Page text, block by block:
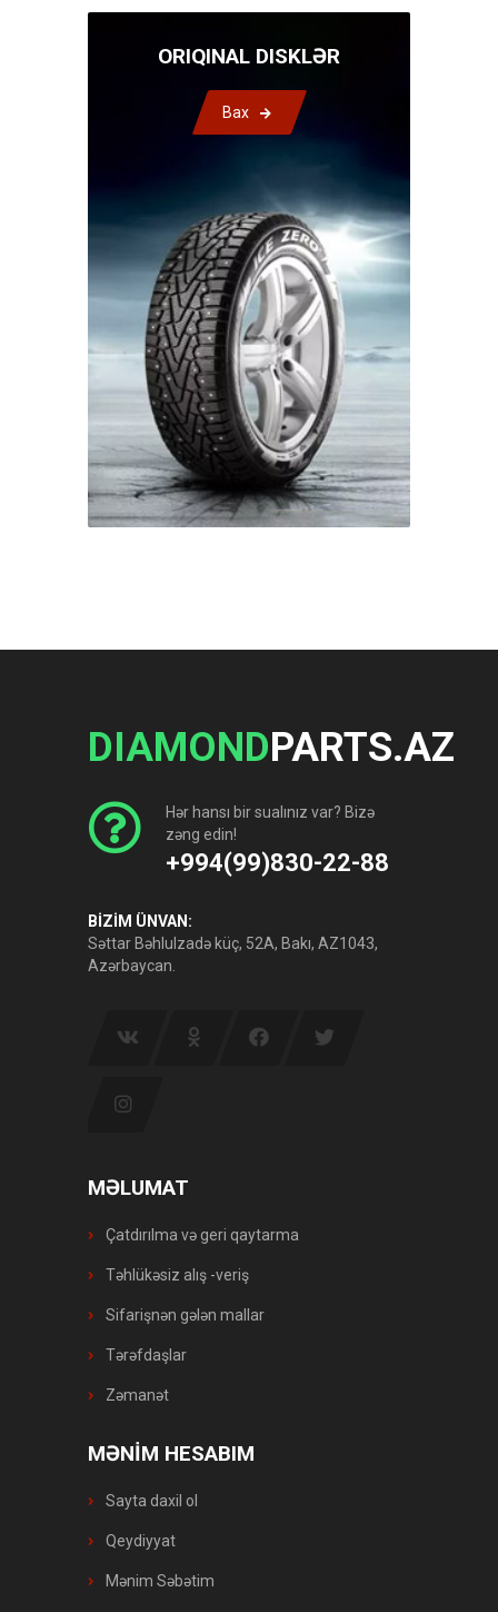
ORIQINAL DISKLƏR
Bax
DIAMONDPARTS.AZ
Hər hansı bir sualınız var? Bizə
zəng edin!
+994(99)830-22-88
BİZİM ÜNVAN:
Səttar Bəhlulzadə küç, 52A, Bakı, AZ1043,
Azərbaycan.
MƏLUMAT
Çatdırılma və geri qaytarma
Təhlükəsiz alış -veriş
Sifarişnən gələn mallar
Tərəfdaşlar
Zəmanət
MƏNİM HESABIM
Sayta daxil ol
Qeydiyyat
Mənim Səbətim